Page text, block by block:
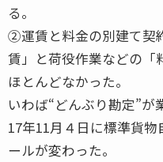
る。
②運賃と料金の別建て
賃」と荷役作業などの「
ほとんどなかった。
いわば“どんぶり勘定”が
17年11月４日に標準貨
ールが変わった。